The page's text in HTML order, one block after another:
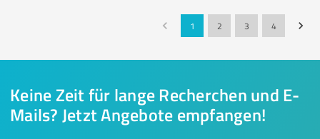
1 2 3 4
Keine Zeit für lange Recherchen und E-
Mails? Jetzt Angebote empfangen!